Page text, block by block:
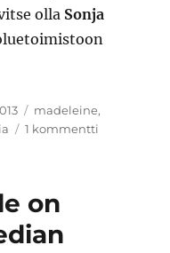
olla Sonja
Avainsanat
madeleine,
1 kommentti
on